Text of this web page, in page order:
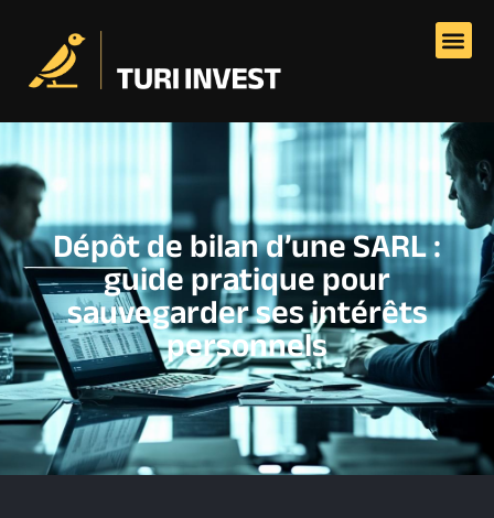
Dépôt de bilan d’une SARL :
guide pratique pour
sauvegarder ses intérêts
personnels